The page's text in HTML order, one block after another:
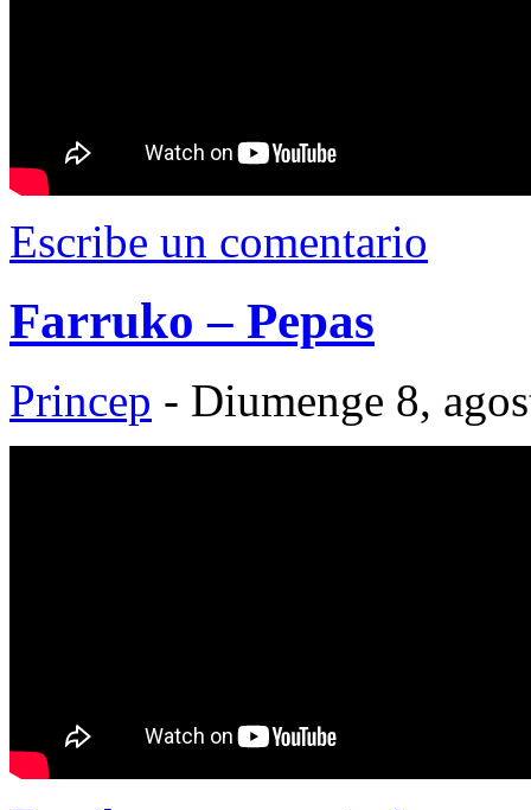
Escribe un comentario
Farruko – Pepas
Princep - Diumenge 8,